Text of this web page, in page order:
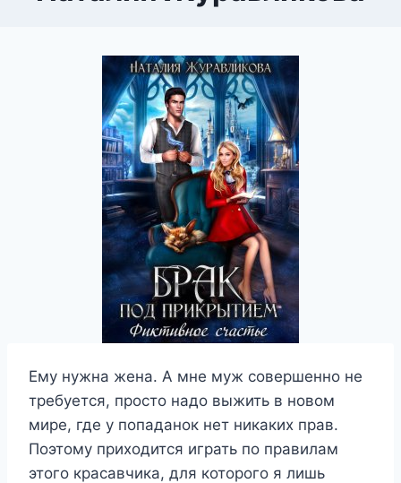
Ему нужна жена. А мне муж совершенно не
требуется, просто надо выжить в новом
мире, где у попаданок нет никаких прав.
Поэтому приходится играть по правилам
этого красавчика, для которого я лишь